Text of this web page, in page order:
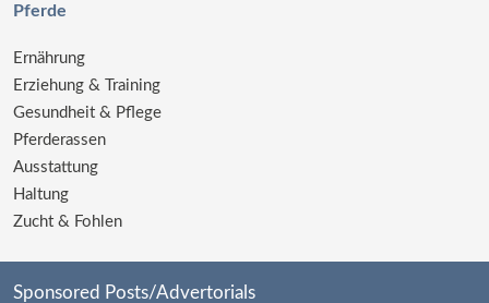
Pferde
Ernährung
Erziehung & Training
Gesundheit & Pflege
Pferderassen
Ausstattung
Haltung
Zucht & Fohlen
Sponsored Posts/Advertorials